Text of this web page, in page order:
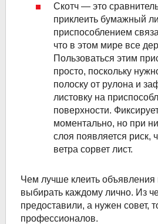
Скотч — это
приклеить бумажный
приспособлением
что в этом мире все
Пользоваться этим
просто, поскольку
полоску от рулона и
листовку на
поверхности.
моментально, но при
слоя появляется риск,
ветра сорвет лист.
Чем лучше клеить
выбирать каждому лично. Из
предоставили, а нужен совет,
профессионалов.